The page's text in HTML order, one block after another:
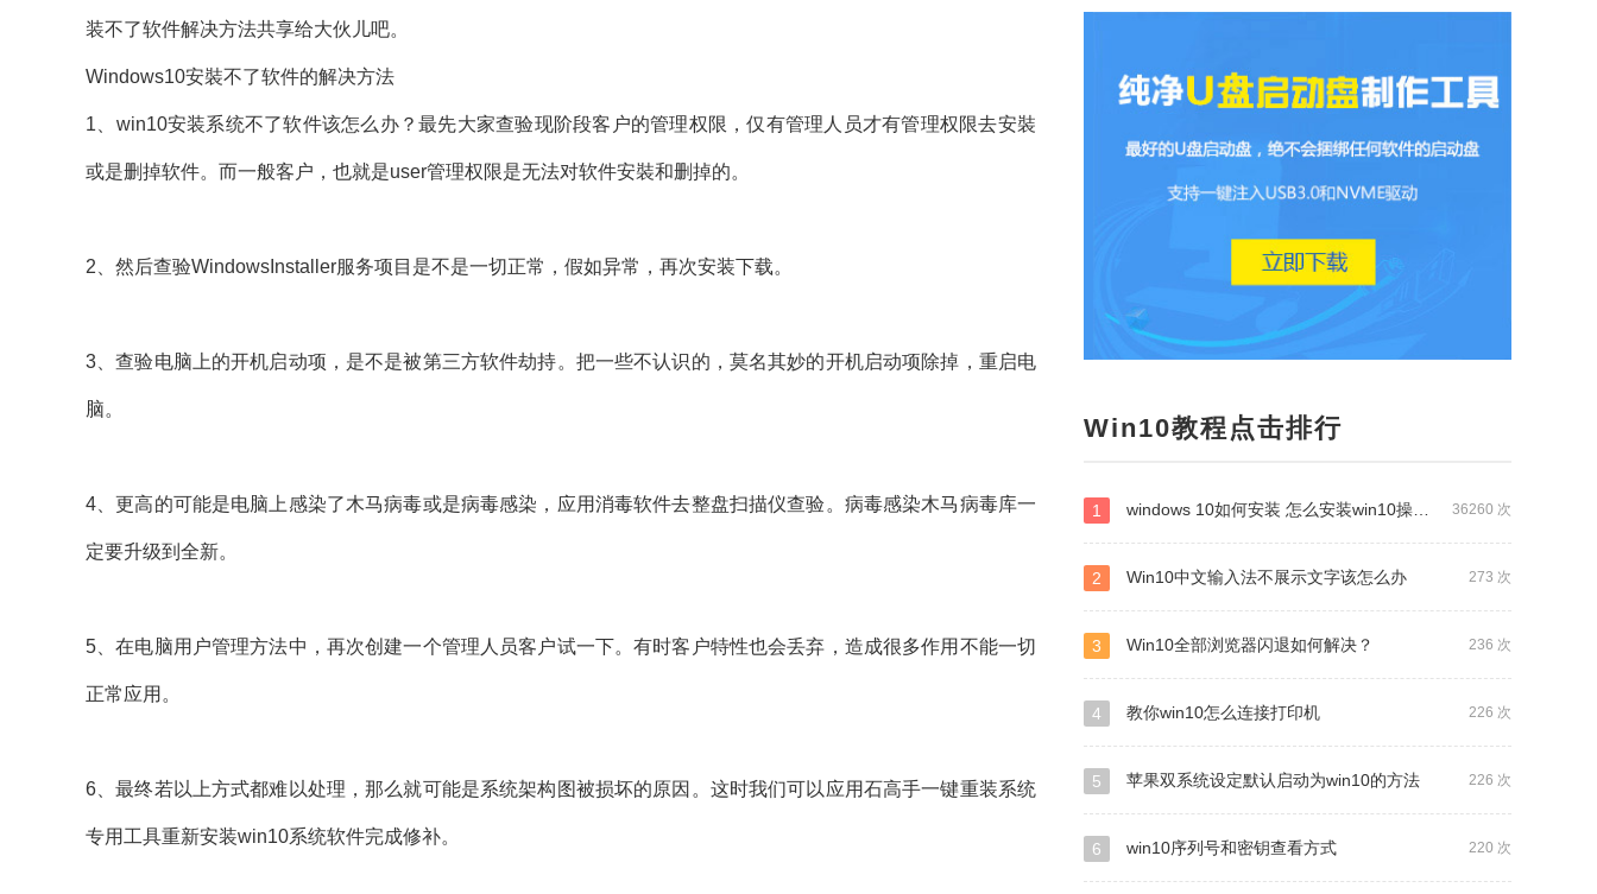
装不了软件解决方法共享给大伙儿吧。
Windows10安裝不了软件的解决方法
1、win10安装系统不了软件该怎么办？最先大家查验现阶段客户的管理权限，仅有管理人员才有管理权限去安裝
或是删掉软件。而一般客户，也就是user管理权限是无法对软件安裝和删掉的。
2、然后查验WindowsInstaller服务项目是不是一切正常，假如异常，再次安装下载。
3、查验电脑上的开机启动项，是不是被第三方软件劫持。把一些不认识的，莫名其妙的开机启动项除掉，重启电
脑。
4、更高的可能是电脑上感染了木马病毒或是病毒感染，应用消毒软件去整盘扫描仪查验。病毒感染木马病毒库一
定要升级到全新。
5、在电脑用户管理方法中，再次创建一个管理人员客户试一下。有时客户特性也会丢弃，造成很多作用不能一切
正常应用。
6、最终若以上方式都难以处理，那么就可能是系统架构图被损坏的原因。这时我们可以应用石高手一键重装系统
专用工具重新安装win10系统软件完成修补。
Win10教程点击排行
36260 次
1 windows 10如何安装 怎么安装win10操作系统 步骤和详细教程
273 次
2 Win10中文输入法不展示文字该怎么办
236 次
3 Win10全部浏览器闪退如何解决？
226 次
4 教你win10怎么连接打印机
226 次
5 苹果双系统设定默认启动为win10的方法
220 次
6 win10序列号和密钥查看方式